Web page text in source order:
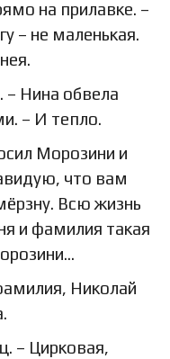
на прилавке. –
– не маленькая.
– Нина обвела
– И тепло.
Морозини и
что вам
Всю жизнь
и фамилия такая
Николай
– Цирковая,